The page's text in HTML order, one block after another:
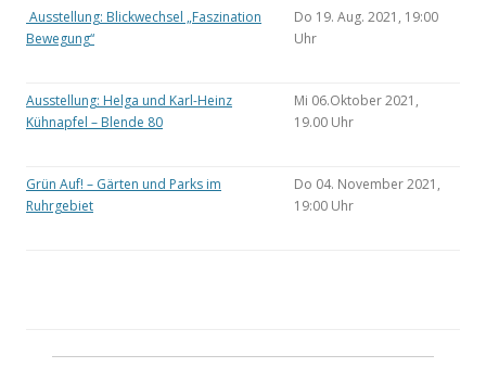
Ausstellung: Blickwechsel „Faszination
Bewegung“
Do 19. Aug. 2021, 19:00
Uhr
Ausstellung: Helga und Karl-Heinz
Kühnapfel – Blende 80
Mi 06.Oktober 2021,
19.00 Uhr
Grün Auf! – Gärten und Parks im
Ruhrgebiet
Do 04. November 2021,
19:00 Uhr